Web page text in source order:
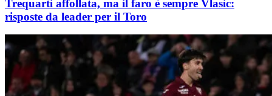
Trequarti affollata, ma il faro è sempre Vlasic:
risposte da leader per il Toro